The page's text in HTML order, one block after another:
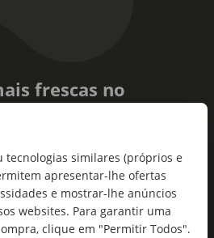
tecnologias similares (próprios e
apresentar-lhe ofertas
e mostrar-lhe anúncios
websites. Para garantir uma
clique em "Permitir Todos".
frescas no
si.
Subscrever